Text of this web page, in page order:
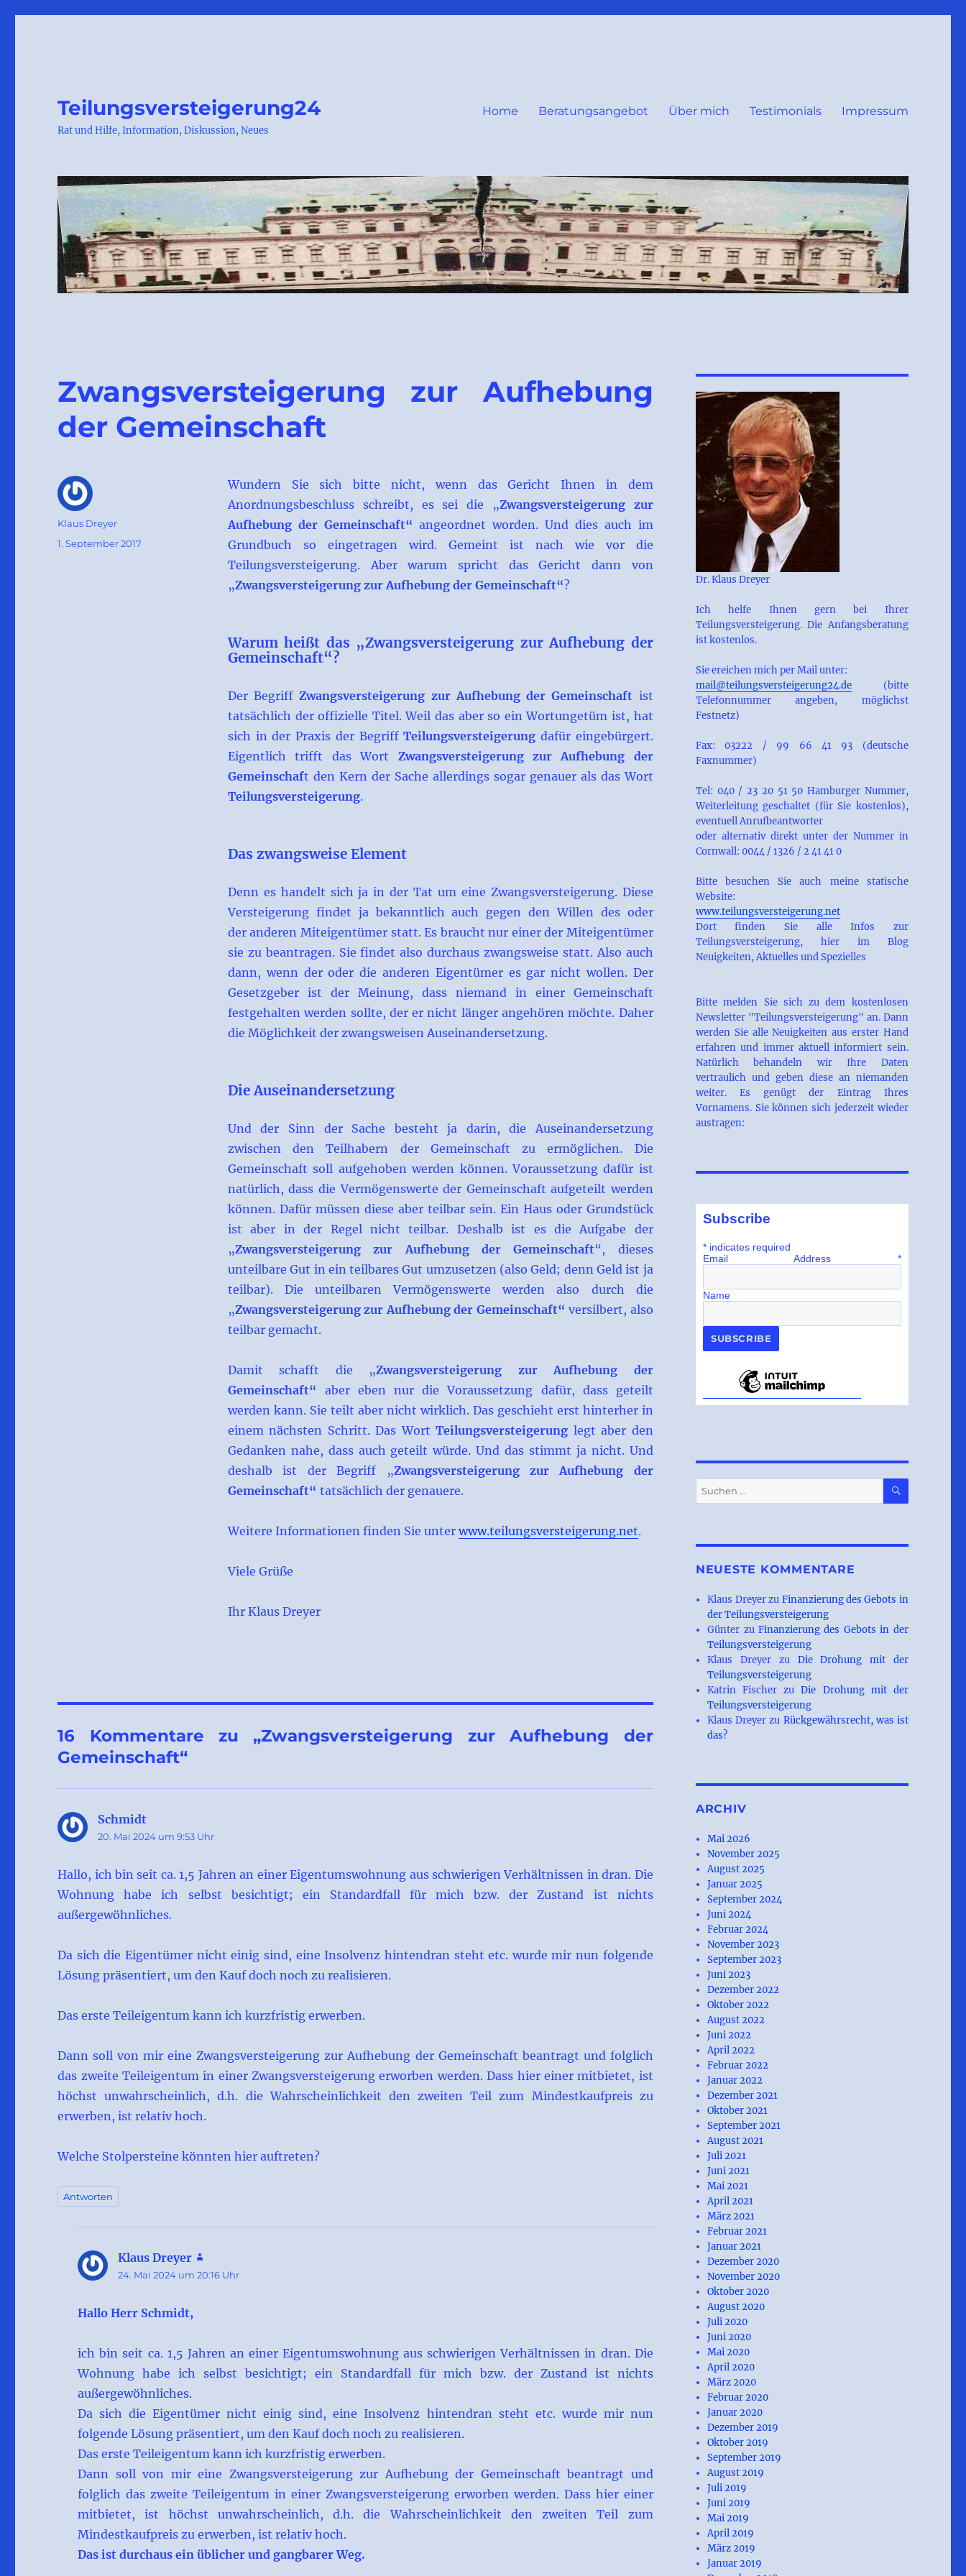
Teilungsversteigerung24
Rat und Hilfe, Information, Diskussion, Neues
Home Beratungsangebot Über mich Testimonials Impressum
Zwangsversteigerung zur Aufhebung
der Gemeinschaft
Wundern Sie sich bitte nicht, wenn das Gericht Ihnen in dem
Anordnungsbeschluss schreibt, es sei die „Zwangsversteigerung zur
Aufhebung der Gemeinschaft“ angeordnet worden. Und dies auch im
Grundbuch so eingetragen wird. Gemeint ist nach wie vor die
Teilungsversteigerung. Aber warum spricht das Gericht dann von
„Zwangsversteigerung zur Aufhebung der Gemeinschaft“?
Warum heißt das „Zwangsversteigerung zur Aufhebung der
Gemeinschaft“?
Der BegriffZwangsversteigerung zur Aufhebung der Gemeinschaft ist
tatsächlich der offizielle Titel. Weil das aber so ein Wortungetüm ist, hat
sich in der Praxis der BegriffTeilungsversteigerung dafür eingebürgert.
Eigentlich trifft das Wort Zwangsversteigerung zur Aufhebung der
Gemeinschaft den Kern der Sache allerdings sogar genauer als das Wort
Teilungsversteigerung.
Das zwangsweise Element
Denn es handelt sich ja in der Tat um eine Zwangsversteigerung. Diese
Versteigerung findet ja bekanntlich auch gegen den Willen des oder
der anderen Miteigentümer statt. Es braucht nur einer der Miteigentümer
sie zu beantragen. Sie findet also durchaus zwangsweise statt. Also auch
dann, wenn der oder die anderen Eigentümer es gar nicht wollen. Der
Gesetzgeber ist der Meinung, dass niemand in einer Gemeinschaft
festgehalten werden sollte, der er nicht länger angehören möchte. Daher
die Möglichkeit der zwangsweisen Auseinandersetzung.
Die Auseinandersetzung
Und der Sinn der Sache besteht ja darin, die Auseinandersetzung
zwischen den Teilhabern der Gemeinschaft zu ermöglichen. Die
Gemeinschaft soll aufgehoben werden können. Voraussetzung dafür ist
natürlich, dass die Vermögenswerte der Gemeinschaft aufgeteilt werden
können. Dafür müssen diese aber teilbar sein. Ein Haus oder Grundstück
ist aber in der Regel nicht teilbar. Deshalb ist es die Aufgabe der
„Zwangsversteigerung zur Aufhebung der Gemeinschaft“, dieses
unteilbare Gut in ein teilbares Gut umzusetzen (also Geld; denn Geld ist ja
teilbar). Die unteilbaren Vermögenswerte werden also durch die
„Zwangsversteigerung zur Aufhebung der Gemeinschaft“ versilbert, also
teilbar gemacht.
Damit schafft die „Zwangsversteigerung zur Aufhebung der
Gemeinschaft“ aber eben nur die Voraussetzung dafür, dass geteilt
werden kann. Sie teilt aber nicht wirklich. Das geschieht erst hinterher in
einem nächsten Schritt. Das WortTeilungsversteigerung legt aber den
Gedanken nahe, dass auch geteilt würde. Und das stimmt ja nicht. Und
deshalb ist der Begriff „Zwangsversteigerung zur Aufhebung der
Gemeinschaft“ tatsächlich der genauere.
Weitere Informationen finden Sie unter www.teilungsversteigerung.net.
Viele Grüße
Ihr Klaus Dreyer
Autor
Klaus Dreyer
Veröffentlicht
1. September 2017
16 Kommentare zu „Zwangsversteigerung zur Aufhebung der
Gemeinschaft“
Schmidt
20. Mai 2024 um 9:53 Uhr
Hallo, ich bin seit ca. 1,5 Jahren an einer Eigentumswohnung aus schwierigen Verhältnissen in dran. Die
Wohnung habe ich selbst besichtigt; ein Standardfall für mich bzw. der Zustand ist nichts
außergewöhnliches.
Da sich die Eigentümer nicht einig sind, eine Insolvenz hintendran steht etc. wurde mir nun folgende
Lösung präsentiert, um den Kauf doch noch zu realisieren.
Das erste Teileigentum kann ich kurzfristig erwerben.
Dann soll von mir eine Zwangsversteigerung zur Aufhebung der Gemeinschaft beantragt und folglich
das zweite Teileigentum in einer Zwangsversteigerung erworben werden. Dass hier einer mitbietet, ist
höchst unwahrscheinlich, d.h. die Wahrscheinlichkeit den zweiten Teil zum Mindestkaufpreis zu
erwerben, ist relativ hoch.
Welche Stolpersteine könnten hier auftreten?
Antworten
Klaus Dreyer
24. Mai 2024 um 20:16 Uhr
Hallo Herr Schmidt,
ich bin seit ca. 1,5 Jahren an einer Eigentumswohnung aus schwierigen Verhältnissen in dran. Die
Wohnung habe ich selbst besichtigt; ein Standardfall für mich bzw. der Zustand ist nichts
außergewöhnliches.
Da sich die Eigentümer nicht einig sind, eine Insolvenz hintendran steht etc. wurde mir nun
folgende Lösung präsentiert, um den Kauf doch noch zu realisieren.
Das erste Teileigentum kann ich kurzfristig erwerben.
Dann soll von mir eine Zwangsversteigerung zur Aufhebung der Gemeinschaft beantragt und
folglich das zweite Teileigentum in einer Zwangsversteigerung erworben werden. Dass hier einer
mitbietet, ist höchst unwahrscheinlich, d.h. die Wahrscheinlichkeit den zweiten Teil zum
Mindestkaufpreis zu erwerben, ist relativ hoch.
Das ist durchaus ein üblicher und gangbarer Weg.
Dr. Klaus Dreyer
Ich helfe Ihnen gern bei Ihrer
Teilungsversteigerung. Die Anfangsberatung
ist kostenlos.
Sie ereichen mich per Mail unter:
mail@teilungsversteigerung24.de(bitte
Telefonnummer angeben, möglichst
Festnetz)
Fax: 03222 / 99 66 41 93 (deutsche
Faxnummer)
Tel: 040 / 23 20 51 50 Hamburger Nummer,
Weiterleitung geschaltet (für Sie kostenlos),
eventuell Anrufbeantworter
oder alternativ direkt unter der Nummer in
Cornwall: 0044 / 1326 / 2 41 41 0
Bitte besuchen Sie auch meine statische
Website:
www.teilungsversteigerung.net
Dort finden Sie alle Infos zur
Teilungsversteigerung, hier im Blog
Neuigkeiten, Aktuelles und Spezielles
Bitte melden Sie sich zu dem kostenlosen
Newsletter "Teilungsversteigerung" an. Dann
werden Sie alle Neuigkeiten aus erster Hand
erfahren und immer aktuell informiert sein.
Natürlich behandeln wir Ihre Daten
vertraulich und geben diese an niemanden
weiter. Es genügt der Eintrag Ihres
Vornamens. Sie können sich jederzeit wieder
austragen:
Subscribe
*indicates required
Email Address *
Name
Suchen
nach:
SUCHEN
NEUESTE KOMMENTARE
Klaus Dreyerzu Finanzierung des Gebots in
der Teilungsversteigerung
Günter zuFinanzierung des Gebots in der
Teilungsversteigerung
Klaus Dreyerzu Die Drohung mit der
Teilungsversteigerung
Katrin Fischer zuDie Drohung mit der
Teilungsversteigerung
Klaus Dreyer zu Rückgewährsrecht, was ist
das?
ARCHIV
Mai 2026
November 2025
August 2025
Januar 2025
September 2024
Juni 2024
Februar 2024
November 2023
September 2023
Juni 2023
Dezember 2022
Oktober 2022
August 2022
Juni 2022
April 2022
Februar 2022
Januar 2022
Dezember 2021
Oktober 2021
September 2021
August 2021
Juli 2021
Juni 2021
Mai 2021
April 2021
März 2021
Februar 2021
Januar 2021
Dezember 2020
November 2020
Oktober 2020
August 2020
Juli 2020
Juni 2020
Mai 2020
April 2020
März 2020
Februar 2020
Januar 2020
Dezember 2019
Oktober 2019
September 2019
August 2019
Juli 2019
Juni 2019
Mai 2019
April 2019
März 2019
Januar 2019